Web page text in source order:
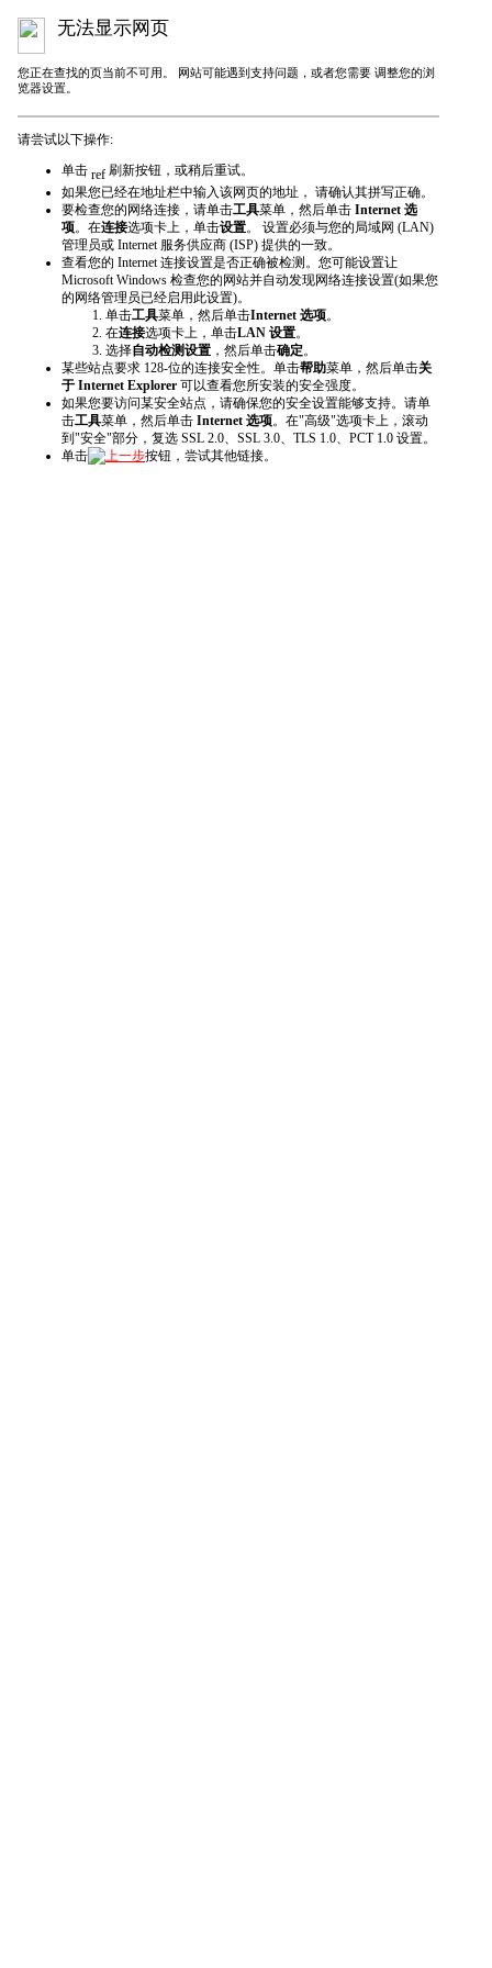
无法显示网页
您正在查找的页当前不可用。 网站可能遇到支持问题，或者您需要 调整您的浏
览器设置。
请尝试以下操作:
单击
刷新按钮，或稍后重试。
如果您已经在地址栏中输入该网页的地址， 请确认其拼写正确。
要检查您的网络连接，请单击工具菜单，然后单击 Internet 选
项。在连接选项卡上，单击设置。 设置必须与您的局域网 (LAN)
管理员或 Internet 服务供应商 (ISP) 提供的一致。
查看您的 Internet 连接设置是否正确被检测。您可能设置让
Microsoft Windows 检查您的网站并自动发现网络连接设置(如果您
的网络管理员已经启用此设置)。
单击工具菜单，然后单击Internet 选项。
在连接选项卡上，单击LAN 设置。
选择自动检测设置 ，然后单击确定。
某些站点要求 128-位的连接安全性。单击帮助菜单，然后单击关
于 Internet Explorer 可以查看您所安装的安全强度。
如果您要访问某安全站点，请确保您的安全设置能够支持。请单
击工具菜单，然后单击 Internet 选项。在"高级"选项卡上，滚动
到"安全"部分，复选 SSL 2.0、SSL 3.0、TLS 1.0、PCT 1.0 设置。
单击
上一步按钮，尝试其他链接。